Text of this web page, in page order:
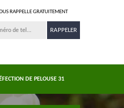
RAPPELLE GRATUITEMENT
DE PELOUSE 31